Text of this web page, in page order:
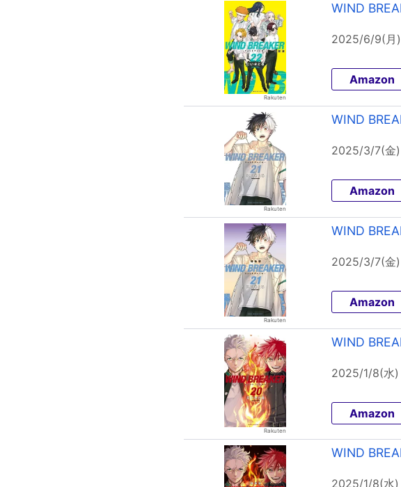
WIND
2025/6/9(月)
Amazon
WIND
2025/3/7(金)
Amazon
WIND
2025/3/7(金)
Amazon
WIND
2025/1/8(水)
Amazon
WIND
2025/1/8(水)